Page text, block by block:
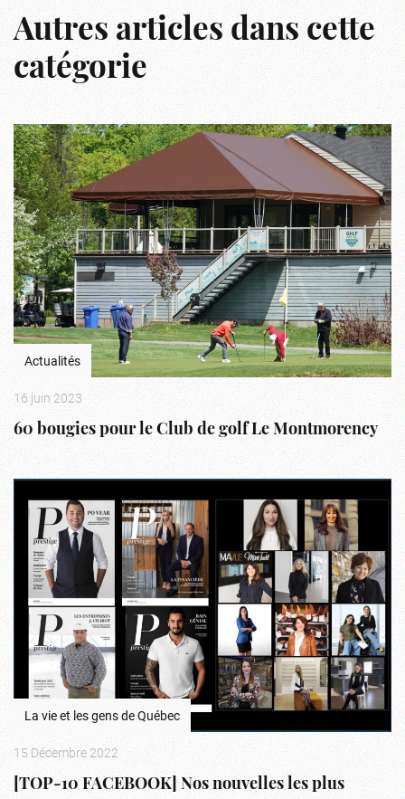
Autres articles dans cette
catégorie
Actualités
16 juin 2023
60 bougies pour le Club de golf Le Montmorency
La vie et les gens de Québec
15 Décembre 2022
[TOP-10 FACEBOOK] Nos nouvelles les plus